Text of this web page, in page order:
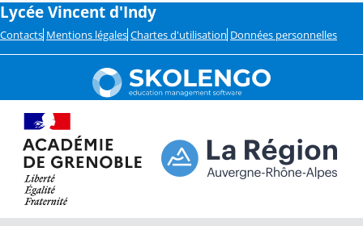
Lycée Vincent d'Indy
Contacts Mentions légales Chartes d'utilisation Données personnelles